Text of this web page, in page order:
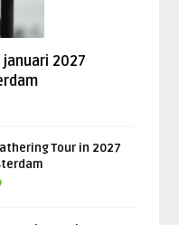
2027
Tour in 2027